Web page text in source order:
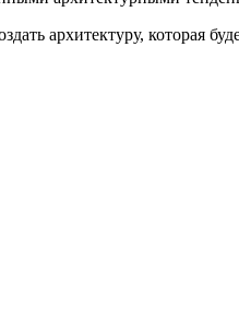
архитектуру, которая